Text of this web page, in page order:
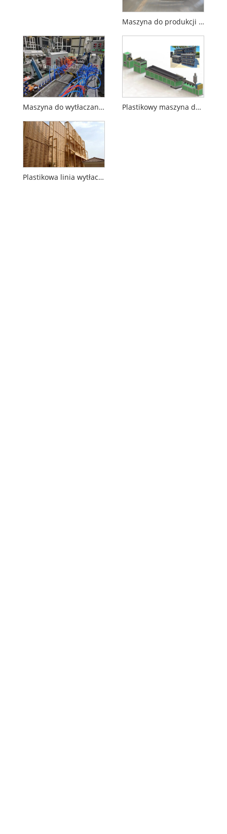
Maszyna do produkcji paneli z tworzywa sztucznego
Maszyna do wytłaczania tarcicy z tworzywa sztucznego PE / PP do ponownego wykorzystania odpadów folii z tworzywa sztucznego Plastikowy maszyna do tworzenia słupa
Plastikowa linia wytłaczania drewna